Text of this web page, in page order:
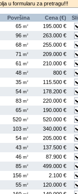
u formularu za pretragu!!!
Površina Cena (€)
65 m2
195.000 €
96 m2
263.000 €
68 m2
255.000 €
71 m2
209.000 €
61 m2
210.000 €
48 m2
800 €
35 m2
115.500 €
54 m2
178.200 €
83 m2
220.000 €
65 m2
190.000 €
520 m2
520.000 €
103 m2
340.000 €
54 m2
205.000 €
43 m2
137.500 €
46 m2
87.900 €
85 m2
499.000 €
156 m2
2.100 €
55 m2
120.000 €
2